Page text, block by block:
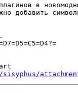
в
добавить
attachments/